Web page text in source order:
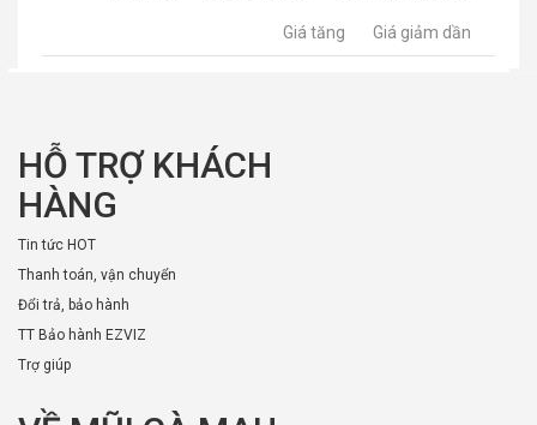
Giá tăng Giá giảm dần
HỖ TRỢ KHÁCH
HÀNG
Tin tức HOT
Thanh toán, vận chuyển
Đổi trả, bảo hành
TT Bảo hành EZVIZ
Trợ giúp